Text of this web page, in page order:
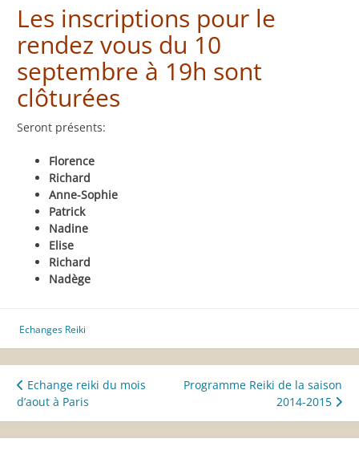
Les inscriptions pour le
rendez vous du 10
septembre à 19h sont
clôturées
Seront présents:
Florence
Richard
Anne-Sophie
Patrick
Nadine
Elise
Richard
Nadège
Echanges Reiki
Navigation
de
l’article
Echange reiki du mois
d’aout à Paris
Programme Reiki de la saison
2014-2015